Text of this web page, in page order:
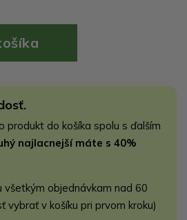
produkt do košíka spolu s ďalším
najlacnejší máte s 40%
všetkým objednávkam nad 60
vybrať v košíku pri prvom kroku)